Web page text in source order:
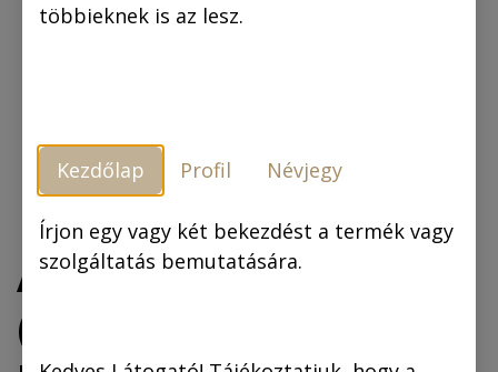
Az arany ember
(fekete-fehér
többieknek is az lesz.
Kezdőlap Profil Névjegy
Írjon egy vagy két bekezdést a termék vagy
szolgáltatás bemutatására.